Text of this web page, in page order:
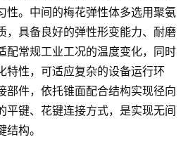
性。中间的梅花弹性体多选用聚氨
，具备良好的弹性形变能力、耐磨
配常规工业工况的温度变化，同时
特性，可适应复杂的设备运行环
部件，依托锥面配合结构实现径向
平键、花键连接方式，是实现无间
结构。